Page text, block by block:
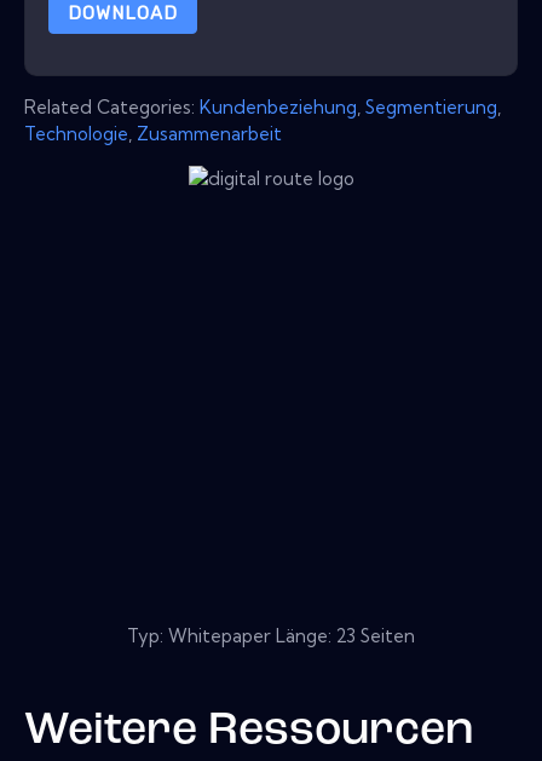
DOWNLOAD
Related Categories: Kundenbeziehung Segmentierung
Technologie Zusammenarbeit
Typ: Whitepaper Länge: 23 Seiten
Weitere Ressourcen